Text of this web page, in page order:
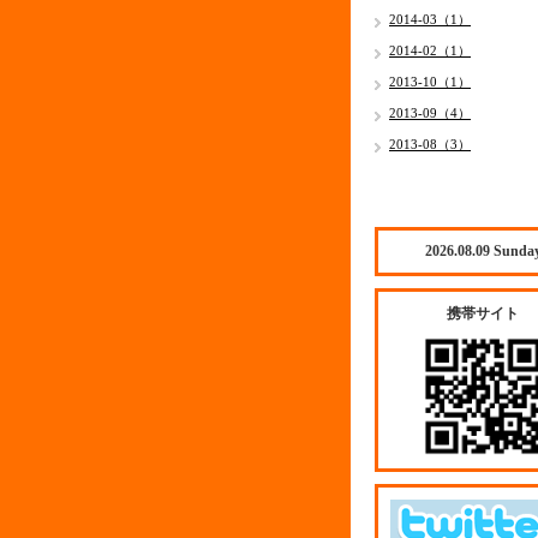
2014-03（1）
2014-02（1）
2013-10（1）
2013-09（4）
2013-08（3）
2026.08.09
携帯サイト